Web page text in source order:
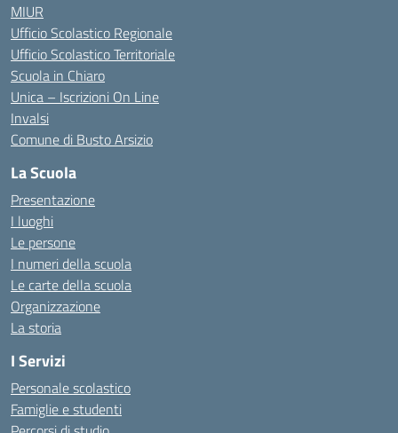
MIUR
Ufficio Scolastico Regionale
Ufficio Scolastico Territoriale
Scuola in Chiaro
Unica – Iscrizioni On Line
Invalsi
Comune di Busto Arsizio
La Scuola
Presentazione
I luoghi
Le persone
I numeri della scuola
Le carte della scuola
Organizzazione
La storia
I Servizi
Personale scolastico
Famiglie e studenti